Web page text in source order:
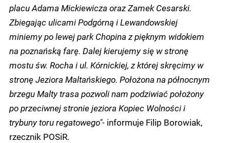
placu Adama Mickiewicza oraz Zamek Cesarski.
Zbiegając ulicami Podgórną i Lewandowskiej
miniemy po lewej park Chopina z pięknym widokiem
na poznańską farę. Dalej kierujemy się w stronę
mostu św. Rocha i ul. Kórnickiej, z której skręcimy w
stronę Jeziora Maltańskiego. Położona na północnym
brzegu Malty trasa pozwoli nam podziwiać położony
po przeciwnej stronie jeziora Kopiec Wolności i
trybuny toru regatowego"- informuje Filip Borowiak,
rzecznik POSiR.